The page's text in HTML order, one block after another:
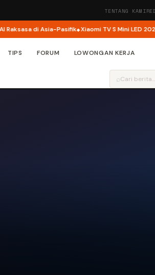
TENTANG KAMI
di Asia-Pasifik Xiaomi TV S Mini LED 2026
TIPS FORUM LOWONGAN KERJA
⌕